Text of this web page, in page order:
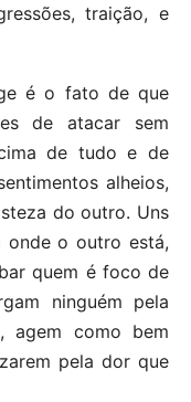
traição, e
é o fato de que
de atacar sem
de tudo e de
alheios,
do outro. Uns
onde o outro está,
quem é foco de
ninguém pela
agem como bem
pela dor que